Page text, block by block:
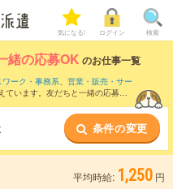
気になる! ログイン 検索
緒の応募OK のお仕事一覧
ワーク・事務系、 営業・販売・サー
ています。友だちと一緒の応募OK
条件の変更
平均時給: 1,250 円